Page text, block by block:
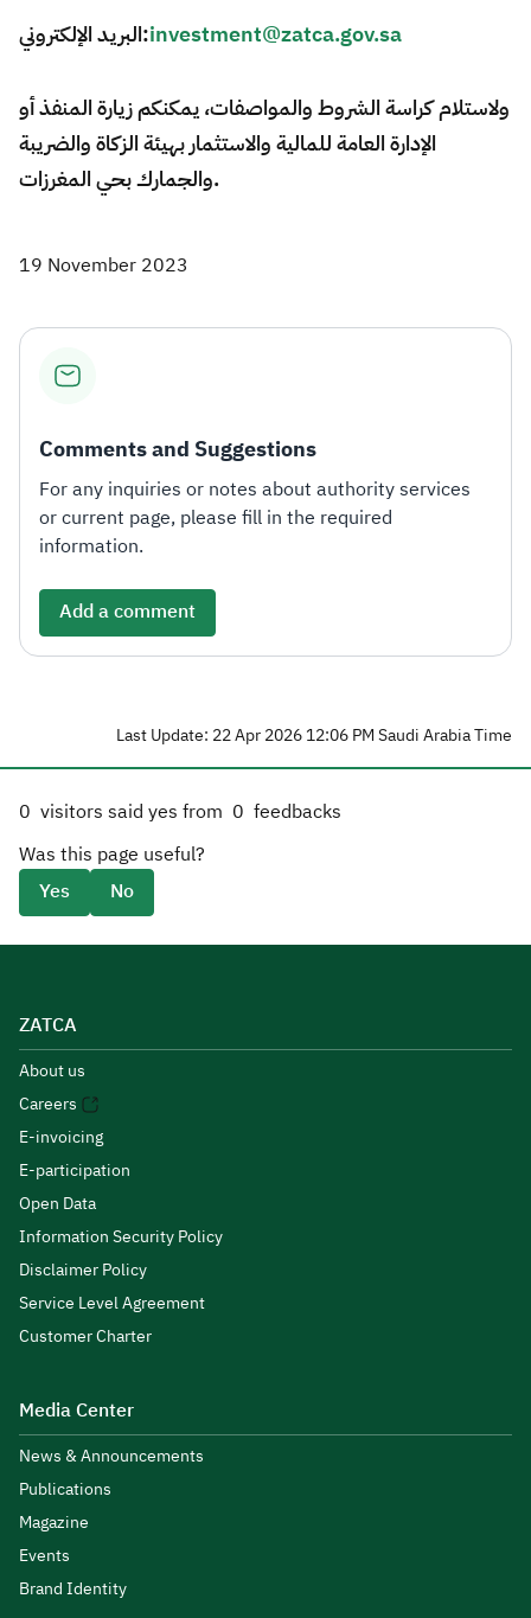
البريد الإلكتروني:investment@zatca.gov.sa
ولاستلام كراسة الشروط والمواصفات، يمكنكم زيارة المنفذ أو
الإدارة العامة للمالية والاستثمار بهيئة الزكاة والضريبة
والجمارك بحي المغرزات.​
19 November 2023
Comments and Suggestions
For any inquiries or notes about authority services
or current page, please fill in the required
information.
Add a comment
Last Update: 22 Apr 2026 12:06 PM Saudi Arabia Time
0 visitors said yes from 0 feedbacks
Was this page useful?
Yes
No
ZATCA
About us
Careers
E-invoicing
E-participation
Open Data
Information Security Policy
Disclaimer Policy
Service Level Agreement
Customer Charter
Media Center
News & Announcements
Publications
Magazine
Events
Brand Identity